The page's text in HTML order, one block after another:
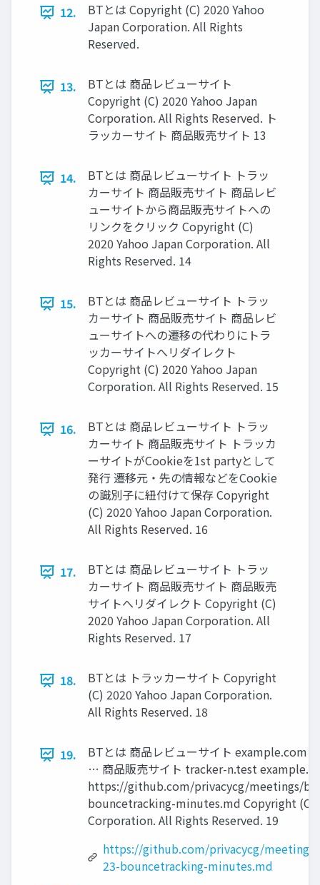
12.
BTとは Copyright (C) 2020 Yahoo
Japan Corporation. All Rights
Reserved.
13.
BTとは 商品レビューサイト
Copyright (C) 2020 Yahoo Japan
Corporation. All Rights Reserved. ト
ラッカーサイト 商品販売サイト 13
14.
BTとは 商品レビューサイト トラッ
カーサイト 商品販売サイト 商品レビ
ューサイトから商品販売サイトへの
リンクをクリック Copyright (C)
2020 Yahoo Japan Corporation. All
Rights Reserved. 14
15.
BTとは 商品レビューサイト トラッ
カーサイト 商品販売サイト 商品レビ
ューサイトへの遷移の代わりにトラ
ッカーサイトへリダイレクト
Copyright (C) 2020 Yahoo Japan
Corporation. All Rights Reserved. 15
16.
BTとは 商品レビューサイト トラッ
カーサイト 商品販売サイト トラッカ
ーサイトがCookieを1st partyとして
発⾏ 遷移元・先の情報などをCookie
の識別⼦に紐付けて保存 Copyright
(C) 2020 Yahoo Japan Corporation.
All Rights Reserved. 16
17.
BTとは 商品レビューサイト トラッ
カーサイト 商品販売サイト 商品販売
サイトへリダイレクト Copyright (C)
2020 Yahoo Japan Corporation. All
Rights Reserved. 17
18.
BTとは トラッカーサイト Copyright
(C) 2020 Yahoo Japan Corporation.
All Rights Reserved. 18
19.
BTとは 商品レビューサイト example.com
… 商品販売サイト tracker-n.test
https://github.com/privacycg/meetings/
bouncetracking-minutes.md Copyright (C)
Corporation. All Rights Reserved. 19
https://github.com/privacycg/
23-bouncetracking-minutes.md